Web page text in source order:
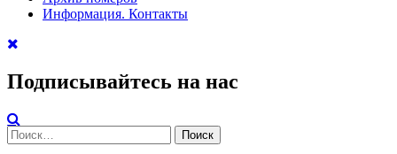
Информация. Контакты
Подписывайтесь на нас
Найти: